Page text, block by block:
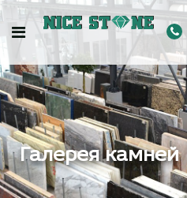
Галерея камней